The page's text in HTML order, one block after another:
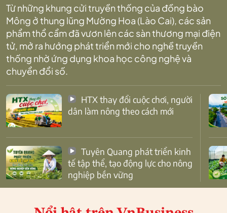
Từ những khung cửi truyền thống của đồng bào
Mông ở thung lũng Mường Hoa (Lào Cai), các sản
phẩm thổ cẩm đã vươn lên các sàn thương mại điện
tử, mở ra hướng phát triển mới cho nghề truyền
thống nhờ ứng dụng khoa học công nghệ và
chuyển đổi số.
dân làm nông theo cách mới
tế tập thể, tạo động lực cho nông
nghiệp bền vững